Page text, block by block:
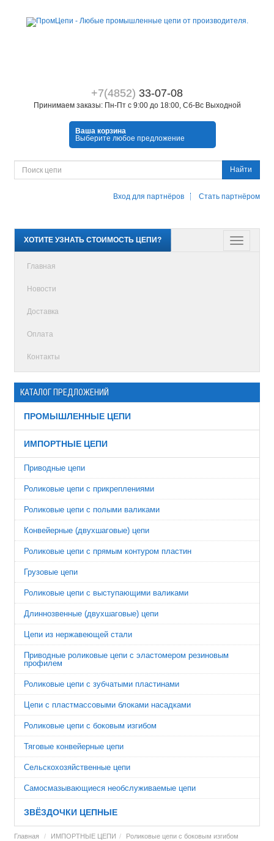
+7(4852) 33-07-08
Принимаем заказы: Пн-Пт с 9:00 до 18:00, Сб-Вс Выходной
Ваша корзина
Выберите любое предложение
Найти
Вход для партнёров Стать партнёром
ХОТИТЕ УЗНАТЬ СТОИМОСТЬ ЦЕПИ?
Главная
Новости
Доставка
Оплата
Контакты
КАТАЛОГ ПРЕДЛОЖЕНИЙ
ПРОМЫШЛЕННЫЕ ЦЕПИ
ИМПОРТНЫЕ ЦЕПИ
Приводные цепи
Роликовые цепи с прикреплениями
Роликовые цепи с полыми валиками
Конвейерные (двухшаговые) цепи
Роликовые цепи с прямым контуром пластин
Грузовые цепи
Роликовые цепи с выступающими валиками
Длиннозвенные (двухшаговые) цепи
Цепи из нержавеющей стали
Приводные роликовые цепи с эластомером резиновым
профилем
Роликовые цепи с зубчатыми пластинами
Цепи с пластмассовыми блоками насадками
Роликовые цепи с боковым изгибом
Тяговые конвейерные цепи
Сельскохозяйственные цепи
Cамосмазывающиеся необслуживаемые цепи
ЗВЁЗДОЧКИ ЦЕПНЫЕ
Главная ИМПОРТНЫЕ ЦЕПИ Роликовые цепи с боковым изгибом